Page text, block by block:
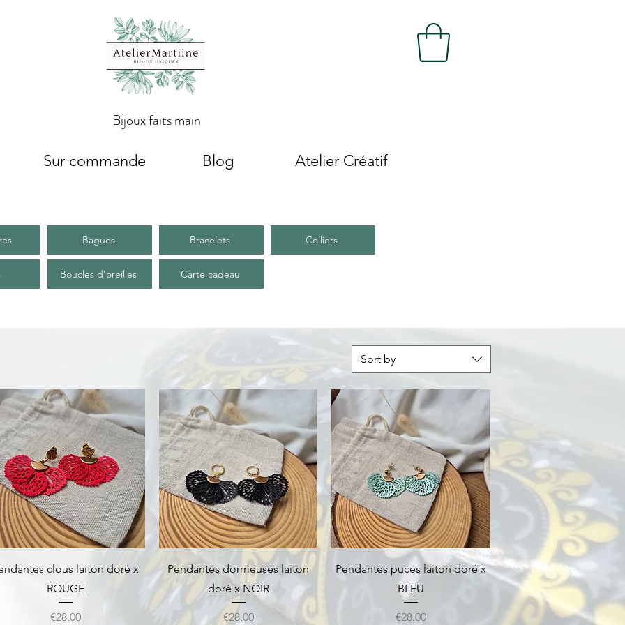
Bijoux faits main
Sur commande Blog Atelier Créatif
Bagues
Boucles d'oreilles
Bracelets Colliers
Carte cadeau
Sort by
Quick View
clous laiton doré x
ROUGE
Price
€28.00
Quick View
Pendantes dormeuses laiton
doré x NOIR
Price
€28.00
Quick View
Pendantes puces laiton doré x
BLEU
Price
€28.00